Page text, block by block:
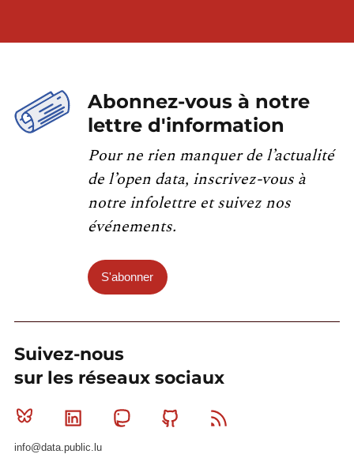
Abonnez-vous à notre
lettre d'information
Pour ne rien manquer de l’actualité
de l’open data, inscrivez-vous à
notre infolettre et suivez nos
événements.
S'abonner
Suivez-nous
sur les réseaux sociaux
Bluesky Linkedin MastodonGithub
info@data.public.lu